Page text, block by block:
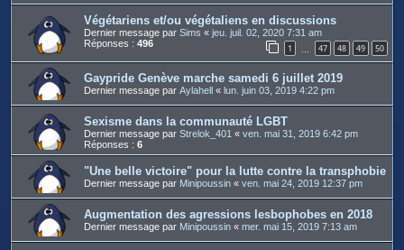
Végétariens et/ou végétaliens en discussions
Dernier message par Sims « jeu. juil. 02, 2020 7:31 am
Réponses : 496 1 47 48 49 50
Gaypride Genève marche samedi 6 juillet 2019
Dernier message par Aylahell « lun. juin 03, 2019 4:22 pm
Sexisme dans la communauté LGBT
Dernier message par Strelok_401 « ven. mai 31, 2019 6:42 pm
Réponses : 6
"Une belle victoire" pour la lutte contre la transphobie
Dernier message par Minipoussin « ven. mai 24, 2019 12:37 pm
Augmentation des agressions lesbophobes en 2018
Dernier message par Minipoussin « mer. mai 15, 2019 7:13 am